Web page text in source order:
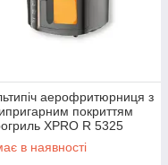
аерофритюрниця з
покриттям
XPRO R 5325
(41041-R 5325)
в наявності